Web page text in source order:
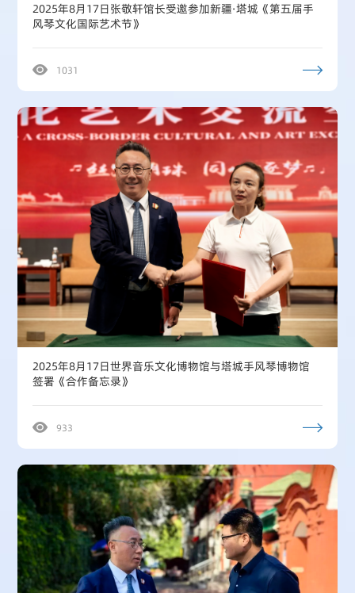
2025年8月17日张敬轩馆长受邀参加新疆·塔城《第五届手
风琴文化国际艺术节》
1031
2025年8月17日世界音乐文化博物馆与塔城手风琴博物馆
签署《合作备忘录》
933